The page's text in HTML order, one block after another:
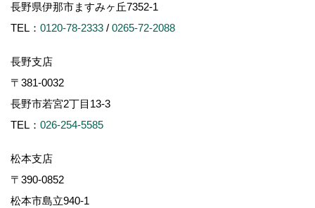
長野県伊那市ますみヶ丘7352-1
TEL： 0120-78-2333 / 0265-72-2088
長野支店
〒381-0032
長野市若宮2丁目13-3
TEL： 026-254-5585
松本支店
〒390-0852
松本市島立940-1